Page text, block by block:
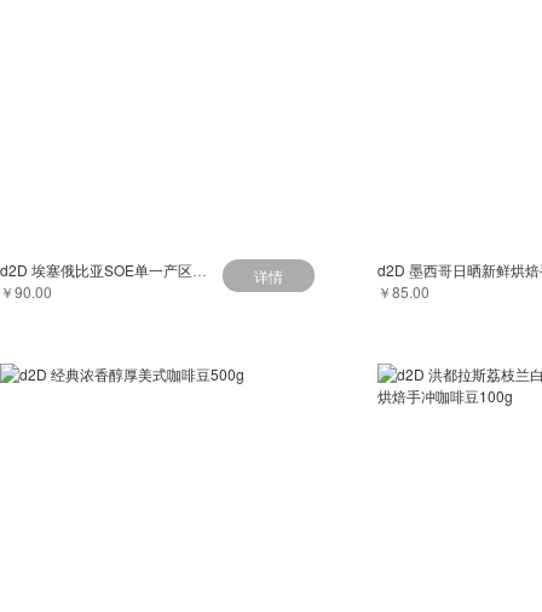
￥90.00
详情
￥85.00